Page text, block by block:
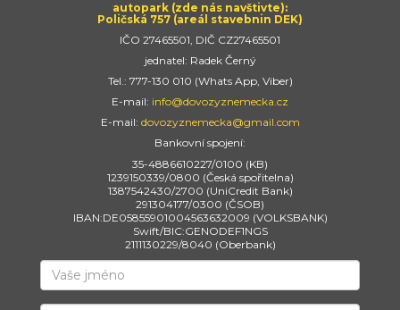
autopark (zde nás navštivte):
Poličská 757 (areál stavebnin DEK)
IČO 27465501, DIČ CZ27465501
jednatel: Radek Černý
Tel.: 777-130 010 (Whats App, Viber)
E-mail: info@dovozyznemecka.cz
E-mail: dovozyznemecka@gmail.com
Bankovní spojení:
35-4886610227/0100 (KB)
1239150339/0800 (Česká spořitelna)
1387542430/2700 (UniCredit Bank)
291304177/0300 (ČSOB)
IBAN:DE05855901004563632009 (VOLKSBANK)
Swift/BIC:GENODEF1NGS
2111130229/8040 (Oberbank)